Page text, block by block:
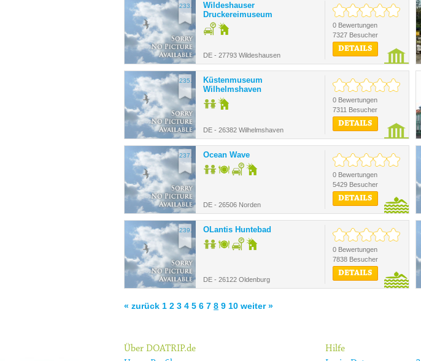
233.
Wildeshauser
Druckereimuseum
DE - 27793 Wildeshausen
0 Bewertungen
7327 Besucher
DETAILS
235.
Küstenmuseum
Wilhelmshaven
DE - 26382 Wilhelmshaven
0 Bewertungen
7311 Besucher
DETAILS
237. Ocean Wave
DE - 26506 Norden
0 Bewertungen
5429 Besucher
DETAILS
239. OLantis Huntebad
DE - 26122 Oldenburg
0 Bewertungen
7838 Besucher
DETAILS
« zurück 1 2 3 4 5 6 7 8 9 10 weiter »
Über DOATRIP.de
Hilfe